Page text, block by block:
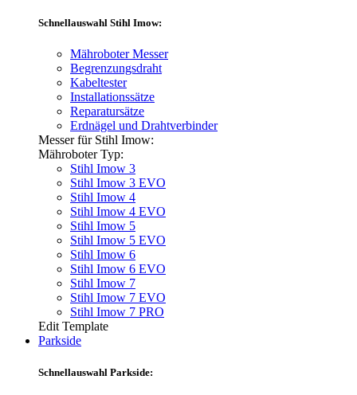
Schnellauswahl Stihl Imow:
Mähroboter Messer
Begrenzungsdraht
Kabeltester
Installationssätze
Reparatursätze
Erdnägel und Drahtverbinder
Messer für Stihl Imow:
Mähroboter Typ:
Stihl Imow 3
Stihl Imow 3 EVO
Stihl Imow 4
Stihl Imow 4 EVO
Stihl Imow 5
Stihl Imow 5 EVO
Stihl Imow 6
Stihl Imow 6 EVO
Stihl Imow 7
Stihl Imow 7 EVO
Stihl Imow 7 PRO
Edit Template
Parkside
Schnellauswahl Parkside: